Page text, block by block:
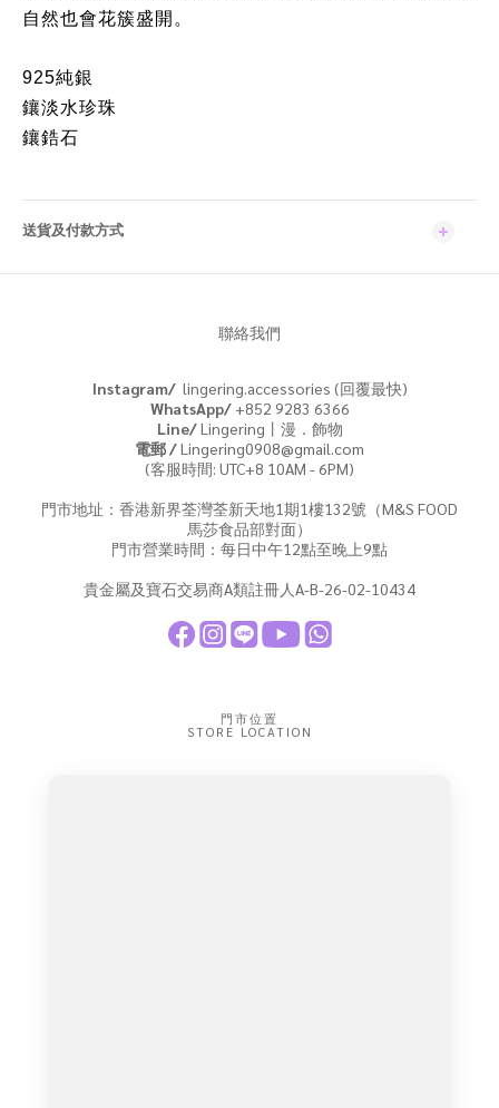
自然也會花簇盛開。
925純銀
鑲淡水珍珠
鑲鋯石
送貨及付款方式
聯絡我們
Instagram/ lingering.accessories (回覆最快)
WhatsApp/+852 9283 6366
Line/Lingering丨漫．飾物
電郵 /Lingering0908@gmail.com
(客服時間: UTC+8 10AM - 6PM)
門市地址：香港新界荃灣荃新天地1期1樓132號（M&S FOOD
馬莎食品部對面）
門市營業時間：每日中午12點至晚上9點
貴金屬及寶石交易商A類註冊人A-B-26-02-10434
門市位置
STORE LOCATION